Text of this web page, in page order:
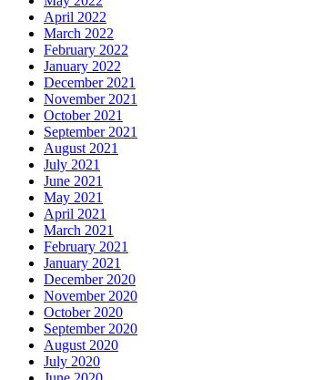
April 2022
March 2022
February 2022
January 2022
December 2021
November 2021
October 2021
September 2021
August 2021
July 2021
June 2021
May 2021
April 2021
March 2021
February 2021
January 2021
December 2020
November 2020
October 2020
September 2020
August 2020
July 2020